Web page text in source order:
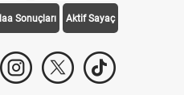
Sonuçları Aktif Sayaç